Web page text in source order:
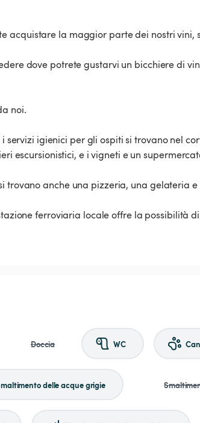
acquistare la maggior parte dei nostri vini,
dove potrete gustarvi un bicchiere di
noi.
igienici per gli ospiti si trovano nel
escursionistici, e i vigneti e un
trovano anche una pizzeria, una gelateria e
ferroviaria locale offre la possibilità
Doccia WC
delle acque grigie